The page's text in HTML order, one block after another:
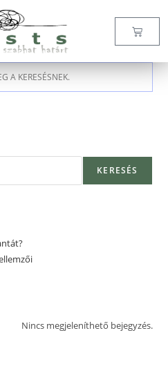
A KERESÉSNEK.
KERESÉS
Nincs megjeleníthető bejegyzés.